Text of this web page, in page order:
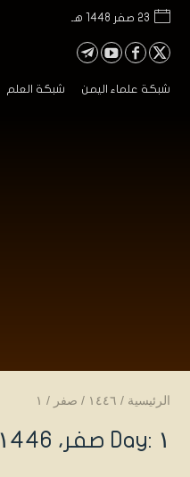
23 صفر 1448 هـ
شبكة علماء اليمن شبكة العلم
الرئيسية / ۱٤٤٦ / صفر / ۱
Day: ۱ صفر، ۱٤٤٦هـ